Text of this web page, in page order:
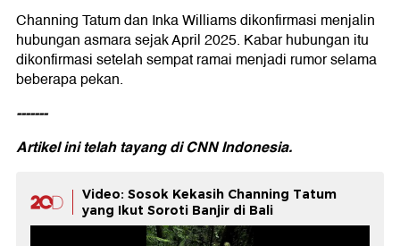
Channing Tatum dan Inka Williams dikonfirmasi menjalin
hubungan asmara sejak April 2025. Kabar hubungan itu
dikonfirmasi setelah sempat ramai menjadi rumor selama
beberapa pekan.
-------
Artikel ini telah tayang diCNN Indonesia.
Video: Sosok Kekasih Channing Tatum
yang Ikut Soroti Banjir di Bali